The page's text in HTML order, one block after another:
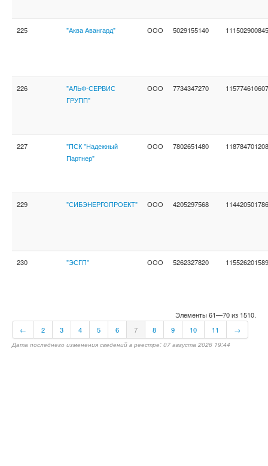
225 "Аква Авангард" ООО 5029155140
226
"АЛЬФ-СЕРВИС
ГРУПП"
ООО 7734347270
227
"ПСК "Надежный
Партнер"
ООО 7802651480
229 "СИБЭНЕРГОПРОЕКТ" ООО 4205297568
230 "ЭСГП" ООО 5262327820
Элементы 61—70 из 1510.
←
2 3 4 5 6 7 8 9 10 11 →
Дата последнего изменения сведений в реестре: 07 августа 2026 19:44